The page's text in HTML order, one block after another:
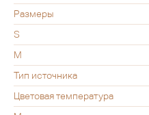
Размеры
S
M
Тип источника
Цветовая температура